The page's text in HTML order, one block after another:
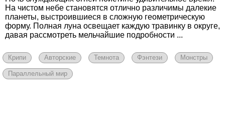
На чистом небе становятся отлично различимы далекие
планеты, выстроившиеся в сложную геометрическую
форму. Полная луна освещает каждую травинку в округе,
давая рассмотреть мельчайшие подробности ...
Крипи Авторские Темнота Фэнтези Монстры
Параллельный мир